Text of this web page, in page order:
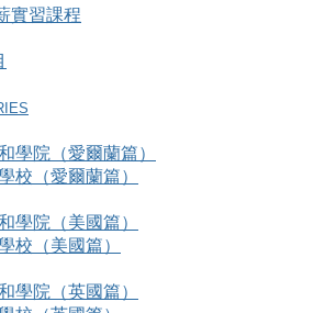
實習課程
學院（愛爾蘭篇）
校（愛爾蘭篇）
學院（美國篇）
校（美國篇）
學院（英國篇）